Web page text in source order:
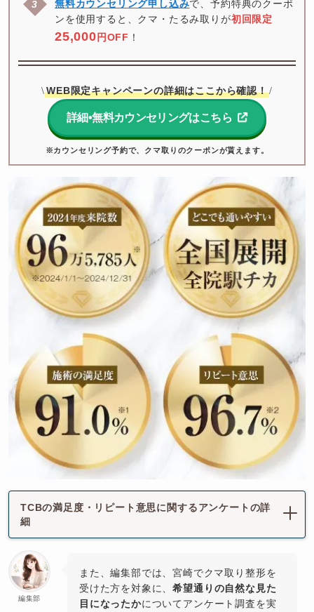
無料カウンセリング申し込みで、予約特典のクーポ
ンを使用すると、クマ・たるみ取りが初回限定
25,000 円OFF ！
\WEB限定キャンペーンの詳細はここから確認！/
詳細•無料カウンセリングはこちら
※カウンセリング予約で、クマ取りのクーポンが貰えます。
TCBの満足度・リピート意思に関するアンケートの詳
細
編集部
また、編集部では、宮崎でクマ取り整形を
受けた方を対象に、希望通りの自然な見た
目になったかについてアンケート調査を実